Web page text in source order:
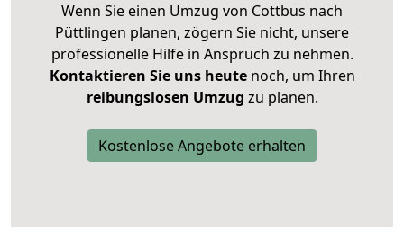
Wenn Sie einen Umzug von Cottbus nach
Püttlingen planen, zögern Sie nicht, unsere
professionelle Hilfe in Anspruch zu nehmen.
Kontaktieren Sie uns heutenoch, um Ihren
reibungslosen Umzug zu planen.
Kostenlose Angebote erhalten